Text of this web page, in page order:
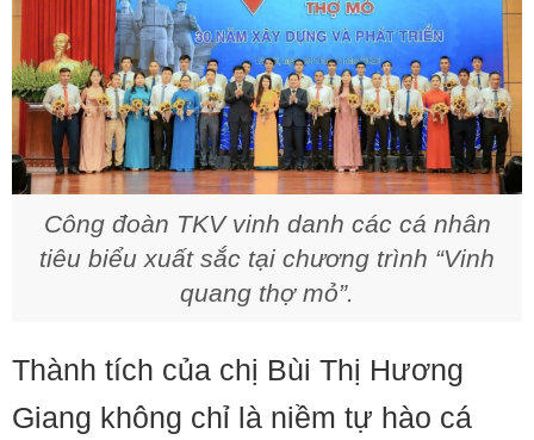
Công đoàn TKV vinh danh các cá nhân
tiêu biểu xuất sắc tại chương trình “Vinh
quang thợ mỏ”.
Thành tích của chị Bùi Thị Hương
Giang không chỉ là niềm tự hào cá